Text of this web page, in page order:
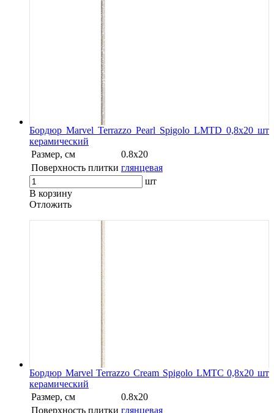
Бордюр Marvel Terrazzo Pearl Spigolo LMTD 0,8x20 шт
керамический
Размер, см
0.8x20
Поверхность плитки глянцевая
шт
В корзину
Oтложить
Бордюр Marvel Terrazzo Cream Spigolo LMTC 0,8x20 шт
керамический
Размер, см
0.8x20
Поверхность плитки глянцевая